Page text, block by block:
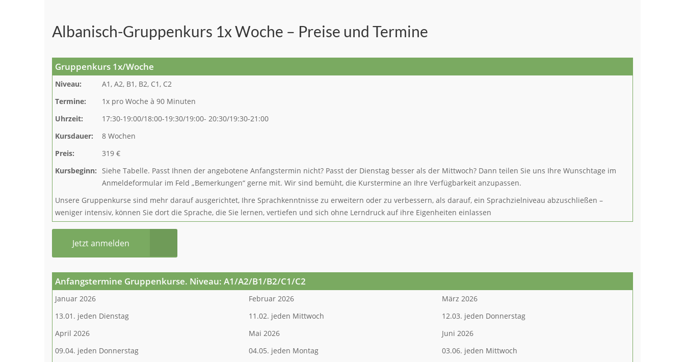
Albanisch-Gruppenkurs 1x Woche – Preise und Termine
Gruppenkurs 1x/Woche
Niveau:
A1, A2, B1, B2, C1, C2
Termine:
1x pro Woche à 90 Minuten
Uhrzeit:
17:30-19:00/18:00-19:30/19:00- 20:30/19:30-21:00
Kursdauer:
8 Wochen
Preis:
319 €
Kursbeginn: Siehe Tabelle. Passt Ihnen der angebotene Anfangstermin nicht? Passt der Dienstag besser als der Mittwoch? Dann teilen Sie uns Ihre Wunschtage im
Anmeldeformular im Feld „Bemerkungen“ gerne mit. Wir sind bemüht, die Kurstermine an Ihre Verfügbarkeit anzupassen.
Unsere Gruppenkurse sind mehr darauf ausgerichtet, Ihre Sprachkenntnisse zu erweitern oder zu verbessern, als darauf, ein Sprachzielniveau abzuschließen –
weniger intensiv, können Sie dort die Sprache, die Sie lernen, vertiefen und sich ohne Lerndruck auf ihre Eigenheiten einlassen
Jetzt anmelden
Anfangstermine Gruppenkurse. Niveau: A1/A2/B1/B2/C1/C2
Januar 2026 Februar 2026
März 2026
13.01. jeden Dienstag
11.02. jeden Mittwoch
12.03. jeden Donnerstag
April 2026
Mai 2026
Juni 2026
09.04. jeden Donnerstag
04.05. jeden Montag
03.06. jeden Mittwoch